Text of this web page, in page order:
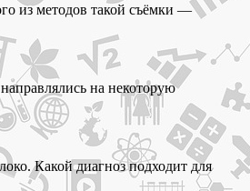
из методов такой съёмки —
на некоторую
Какой диагноз подходит для